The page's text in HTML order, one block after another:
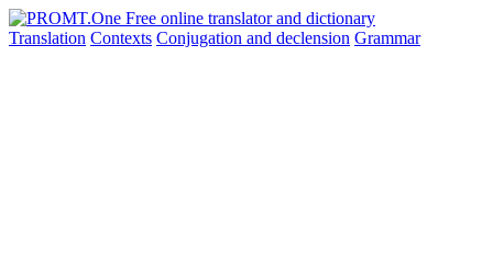
Translation Contexts Conjugation and declension Grammar